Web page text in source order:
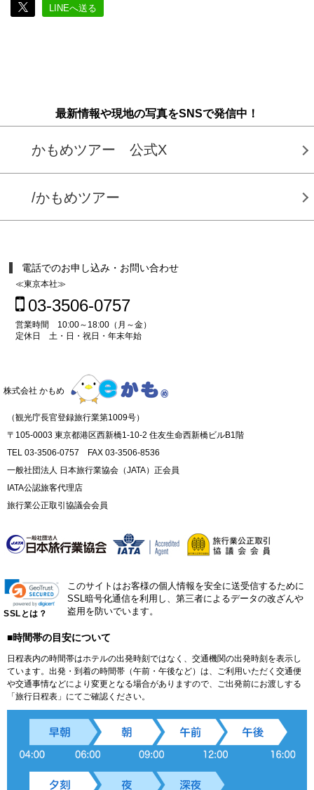
LINEへ送る
最新情報や現地の写真をSNSで発信中！
かもめツアー 公式X
/かもめツアー
電話でのお申し込み・お問い合わせ
≪東京本社≫
03-3506-0757
営業時間 10:00～18:00（月～金）
定休日 土・日・祝日・年末年始
株式会社 かもめ
（観光庁長官登録旅行業第1009号）
〒105-0003 東京都港区西新橋1-10-2 住友生命西新橋ビルB1階
TEL 03-3506-0757 FAX 03-3506-8536
一般社団法人 日本旅行業協会（JATA）正会員
IATA公認旅客代理店
旅行業公正取引協議会会員
SSLとは？
このサイトはお客様の個人情報を安全に送受信するために
SSL暗号化通信を利用し、第三者によるデータの改ざんや
盗用を防いでいます。
■時間帯の目安について
日程表内の時間帯はホテルの出発時刻ではなく、交通機関の出発時刻を表示し
ています。出発・到着の時間帯（午前・午後など）は、ご利用いただく交通便
や交通事情などにより変更となる場合がありますので、ご出発前にお渡しする
「旅行日程表」にてご確認ください。